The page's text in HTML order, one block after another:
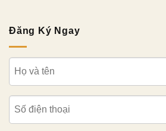
Đăng Ký Ngay